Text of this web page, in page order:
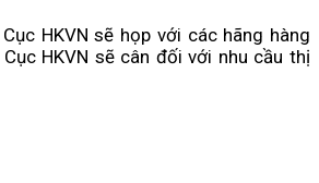
HKVN sẽ họp với các hãng hàng
HKVN sẽ cân đối với nhu cầu thị